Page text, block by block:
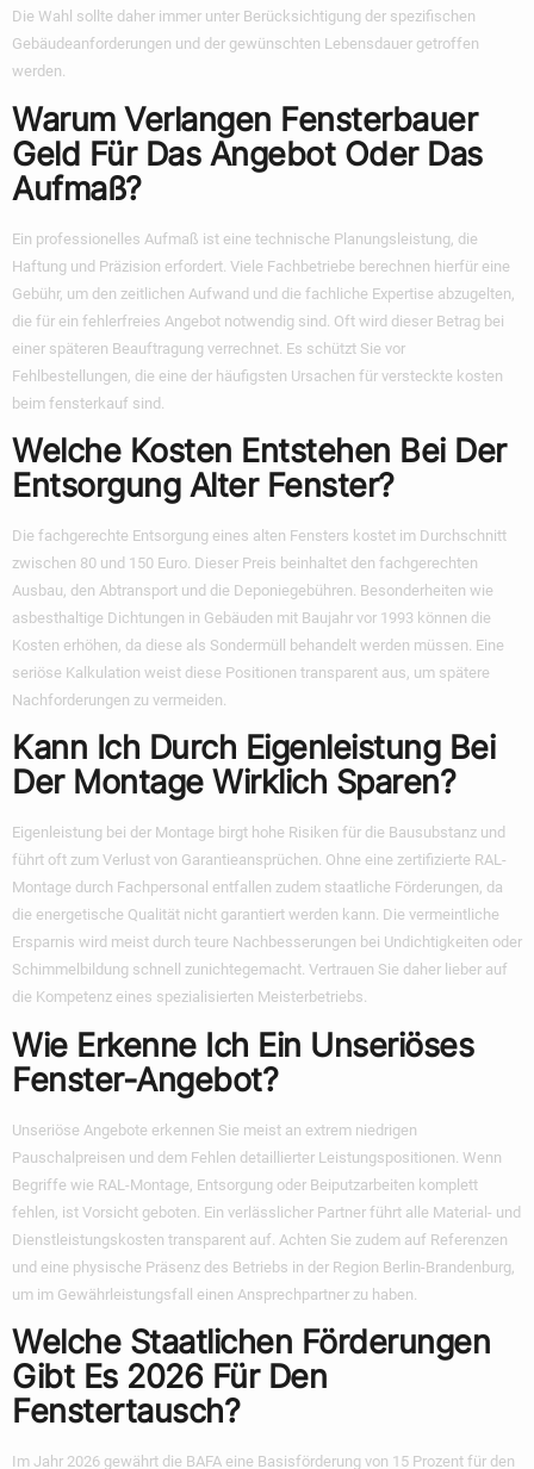
Die Wahl sollte daher immer unter Berücksichtigung der spezifischen
Gebäudeanforderungen und der gewünschten Lebensdauer getroffen
werden.
Warum Verlangen Fensterbauer
Geld Für Das Angebot Oder Das
Aufmaß?
Ein professionelles Aufmaß ist eine technische Planungsleistung, die
Haftung und Präzision erfordert. Viele Fachbetriebe berechnen hierfür eine
Gebühr, um den zeitlichen Aufwand und die fachliche Expertise abzugelten,
die für ein fehlerfreies Angebot notwendig sind. Oft wird dieser Betrag bei
einer späteren Beauftragung verrechnet. Es schützt Sie vor
Fehlbestellungen, die eine der häufigsten Ursachen für versteckte kosten
beim fensterkauf sind.
Welche Kosten Entstehen Bei Der
Entsorgung Alter Fenster?
Die fachgerechte Entsorgung eines alten Fensters kostet im Durchschnitt
zwischen 80 und 150 Euro. Dieser Preis beinhaltet den fachgerechten
Ausbau, den Abtransport und die Deponiegebühren. Besonderheiten wie
asbesthaltige Dichtungen in Gebäuden mit Baujahr vor 1993 können die
Kosten erhöhen, da diese als Sondermüll behandelt werden müssen. Eine
seriöse Kalkulation weist diese Positionen transparent aus, um spätere
Nachforderungen zu vermeiden.
Kann Ich Durch Eigenleistung Bei
Der Montage Wirklich Sparen?
Eigenleistung bei der Montage birgt hohe Risiken für die Bausubstanz und
führt oft zum Verlust von Garantieansprüchen. Ohne eine zertifizierte RAL-
Montage durch Fachpersonal entfallen zudem staatliche Förderungen, da
die energetische Qualität nicht garantiert werden kann. Die vermeintliche
Ersparnis wird meist durch teure Nachbesserungen bei Undichtigkeiten oder
Schimmelbildung schnell zunichtegemacht. Vertrauen Sie daher lieber auf
die Kompetenz eines spezialisierten Meisterbetriebs.
Wie Erkenne Ich Ein Unseriöses
Fenster-Angebot?
Unseriöse Angebote erkennen Sie meist an extrem niedrigen
Pauschalpreisen und dem Fehlen detaillierter Leistungspositionen. Wenn
Begriffe wie RAL-Montage, Entsorgung oder Beiputzarbeiten komplett
fehlen, ist Vorsicht geboten. Ein verlässlicher Partner führt alle Material- und
Dienstleistungskosten transparent auf. Achten Sie zudem auf Referenzen
und eine physische Präsenz des Betriebs in der Region Berlin-Brandenburg,
um im Gewährleistungsfall einen Ansprechpartner zu haben.
Welche Staatlichen Förderungen
Gibt Es 2026 Für Den
Fenstertausch?
Im Jahr 2026 gewährt die BAFA eine Basisförderung von 15 Prozent für den